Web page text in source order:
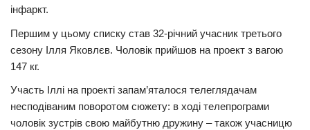
Курйози
Суспільство
Культура
Шоу-біз
#Війна
інфаркт.
Першим у цьому списку став 32-річний учасник третього
сезону Ілля Яковлєв. Чоловік прийшов на проект з вагою
147 кг.
Участь Іллі на проекті запам’яталося телеглядачам
несподіваним поворотом сюжету: в ході телепрограми
чоловік зустрів свою майбутню дружину – також учасницю